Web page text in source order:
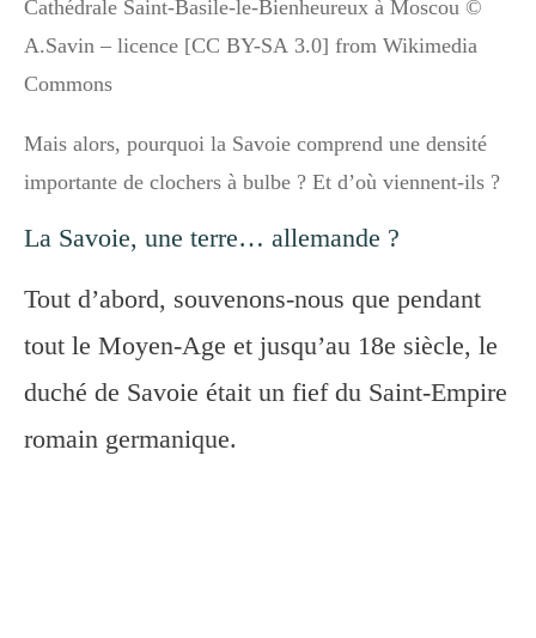
Cathédrale Saint-Basile-le-Bienheureux à Moscou ©
A.Savin – licence [CC BY-SA 3.0] from Wikimedia
Commons
Mais alors, pourquoi la Savoie comprend une densité
importante de clochers à bulbe ? Et d’où viennent-ils ?
La Savoie, une terre… allemande ?
Tout d’abord, souvenons-nous que pendant
tout le Moyen-Age et jusqu’au 18e siècle, le
duché de Savoie était un fief du Saint-Empire
romain germanique.